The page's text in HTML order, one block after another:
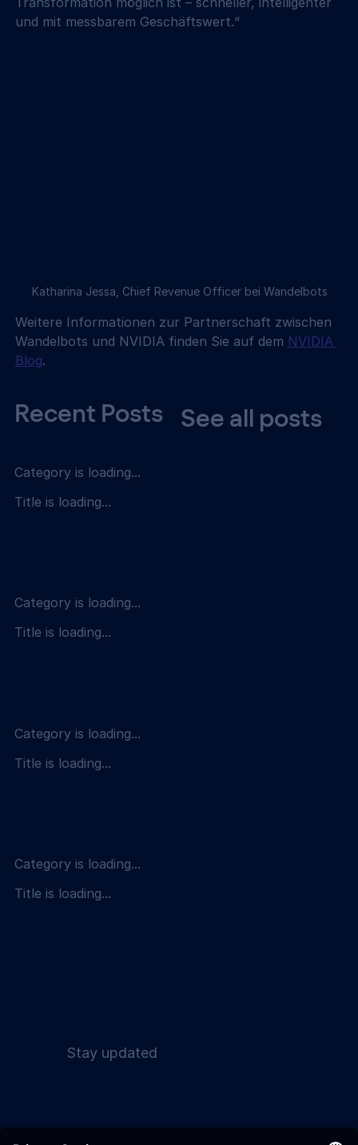
und mit messbarem Geschäftswert.“
Katharina Jessa, Chief Revenue Officer bei Wandelbots
Weitere Informationen zur Partnerschaft zwischen
Wandelbots und NVIDIA finden Sie auf dem NVIDIA
Blog.
Recent Posts See all posts
Category is loading...
Title is loading...
Category is loading...
Title is loading...
Category is loading...
Title is loading...
Category is loading...
Title is loading...
Stay updated